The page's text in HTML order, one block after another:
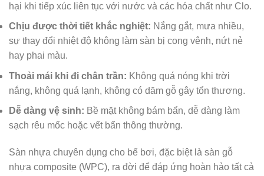
hại khi tiếp xúc liên tục với nước và các hóa chất như Clo.
Chịu được thời tiết khắc nghiệt: Nắng gắt, mưa nhiều,
sự thay đổi nhiệt độ không làm sàn bị cong vênh, nứt nẻ
hay phai màu.
Thoải mái khi đi chân trần: Không quá nóng khi trời
nắng, không quá lạnh, không có dăm gỗ gây tổn thương.
Dễ dàng vệ sinh: Bề mặt không bám bẩn, dễ dàng làm
sạch rêu mốc hoặc vết bẩn thông thường.
Sàn nhựa chuyên dụng cho bể bơi, đặc biệt là sàn gỗ
nhựa composite (WPC), ra đời để đáp ứng hoàn hảo tất cả